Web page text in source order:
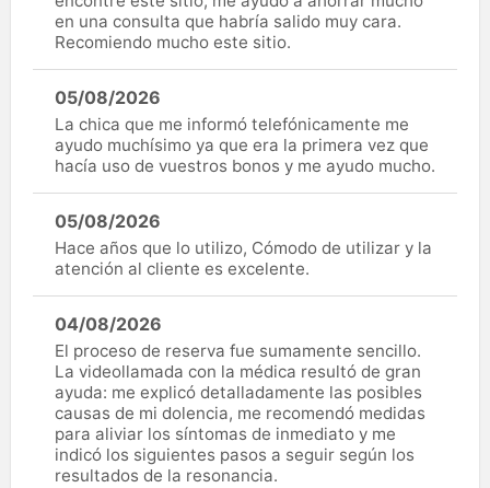
en una consulta que habría salido muy cara.
Recomiendo mucho este sitio.
05/08/2026
La chica que me informó telefónicamente me
ayudo muchísimo ya que era la primera vez que
hacía uso de vuestros bonos y me ayudo mucho.
05/08/2026
Hace años que lo utilizo, Cómodo de utilizar y la
atención al cliente es excelente.
04/08/2026
El proceso de reserva fue sumamente sencillo.
La videollamada con la médica resultó de gran
ayuda: me explicó detalladamente las posibles
causas de mi dolencia, me recomendó medidas
para aliviar los síntomas de inmediato y me
indicó los siguientes pasos a seguir según los
resultados de la resonancia.